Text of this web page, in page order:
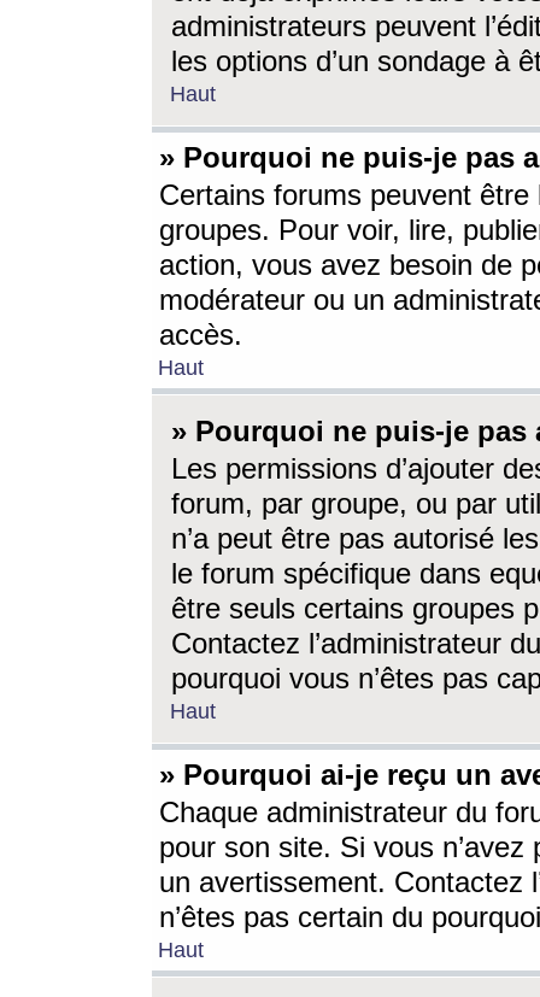
administrateurs peuvent
les options d’un sondage à
Haut
» Pourquoi ne puis-je pas
Certains forums peuvent être
groupes. Pour voir, lire,
action, vous avez besoin de
modérateur ou un
accès.
Haut
» Pourquoi ne puis-je
Les permissions d’ajouter
forum, par groupe, ou par
n’a peut être pas autorisé
le forum spécifique dans
être seuls certains groupes
Contactez l’administrateur
pourquoi vous n’êtes pas
Haut
» Pourquoi ai-je reçu un
Chaque administrateur du
pour son site. Si vous
un avertissement. Contactez
n’êtes pas certain du
Haut